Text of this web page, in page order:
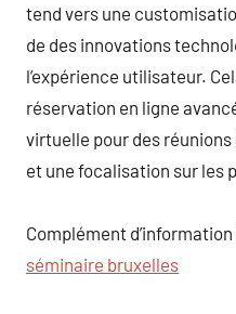
tend vers une
de des innovations
l’expérience utilisateur.
réservation en ligne
virtuelle pour des
et une focalisation sur les
Complément
séminaire bruxelles